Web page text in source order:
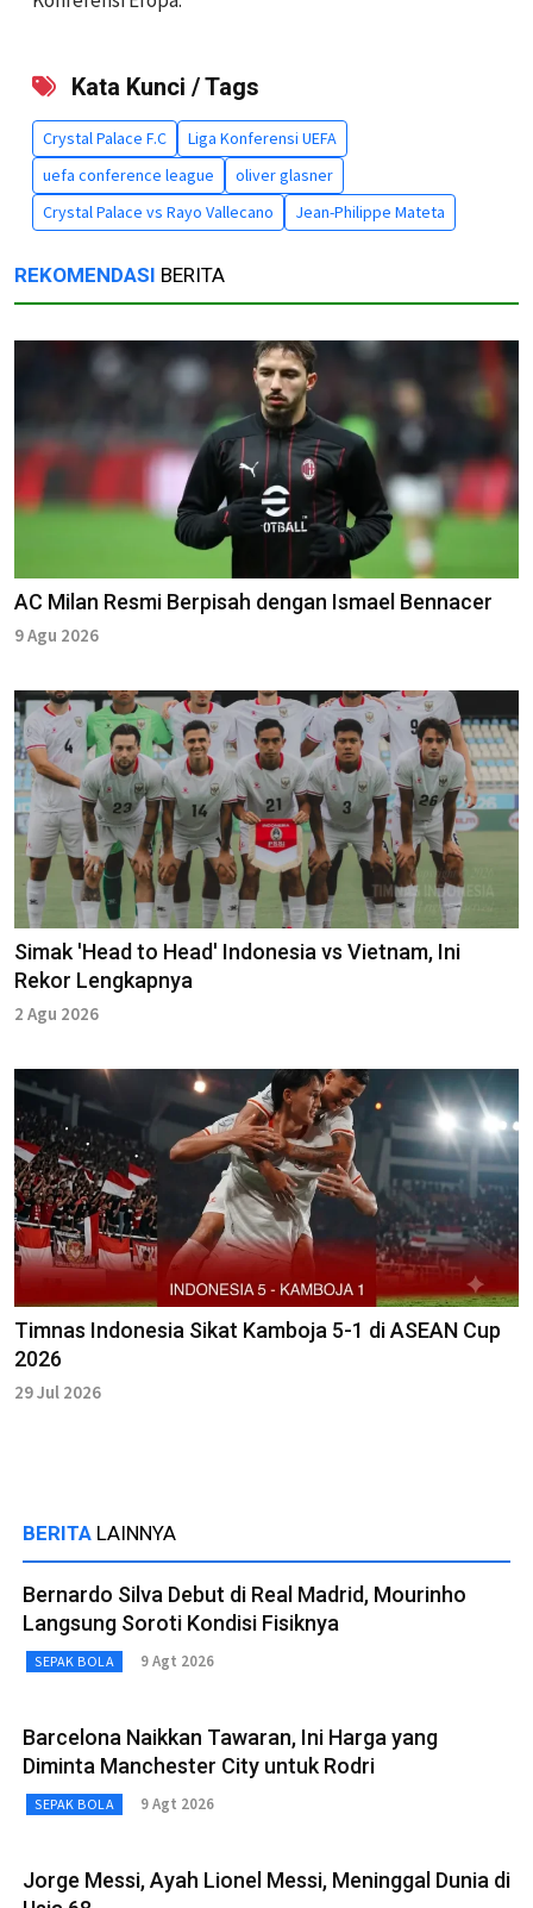
Kata Kunci / Tags
Crystal Palace F.C
Liga Konferensi UEFA
uefa conference league
oliver glasner
Crystal Palace vs Rayo Vallecano
Jean-Philippe Mateta
REKOMENDASI BERITA
AC Milan Resmi Berpisah dengan Ismael Bennacer
9 Agu 2026
Simak 'Head to Head' Indonesia vs Vietnam, Ini
Rekor Lengkapnya
2 Agu 2026
Timnas Indonesia Sikat Kamboja 5-1 di ASEAN Cup
2026
29 Jul 2026
BERITA LAINNYA
Bernardo Silva Debut di Real Madrid, Mourinho
Langsung Soroti Kondisi Fisiknya
SEPAK BOLA 9 Agt 2026
Barcelona Naikkan Tawaran, Ini Harga yang
Diminta Manchester City untuk Rodri
SEPAK BOLA 9 Agt 2026
Jorge Messi, Ayah Lionel Messi, Meninggal Dunia di